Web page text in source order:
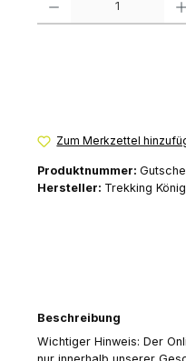
Zum Merkzettel
Produktnummer:
Hersteller: Trekking König
Beschreibung
Wichtiger Hinweis: Der